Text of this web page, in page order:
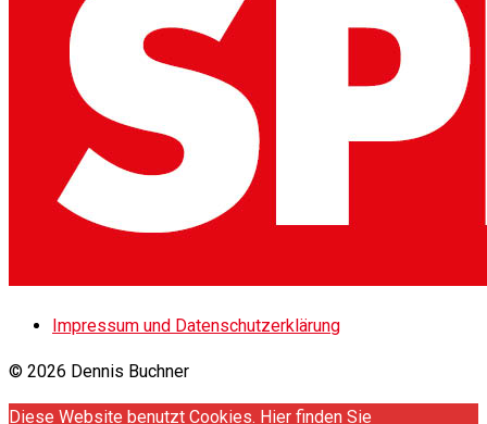
Impressum und Datenschutzerklärung
© 2026 Dennis Buchner
Diese Website benutzt Cookies. Hier finden Sie